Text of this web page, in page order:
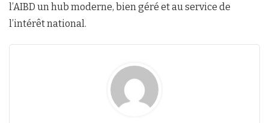
l’AIBD un hub moderne, bien géré et au service de
l’intérêt national.